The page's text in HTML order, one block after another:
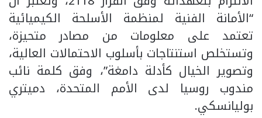
“الأمانة الفنية لمنظمة الأسلحة الكيميائية
تعتمد على معلومات من مصادر متحيزة،
وتستخلص استنتاجات بأسلوب الاحتمالات العالية،
وتصوير الخيال كأدلة دامغة”، وفق كلمة نائب
مندوب روسيا لدى الأمم المتحدة، دميتري
بوليانسكي.